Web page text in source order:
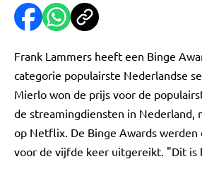
Frank Lammers heeft een Binge
categorie populairste Nederlandse
Mierlo won de prijs voor de
de streamingdiensten in Nederland,
op Netflix. De Binge Awards werden
voor de vijfde keer uitgereikt. "Dit is